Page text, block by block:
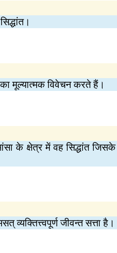
का मूल्यात्मक विवेचन करते हैं।
के क्षेत्र में वह सिद्धांत
व्यक्तित्त्वपूर्ण जीवन्त सत्ता है।